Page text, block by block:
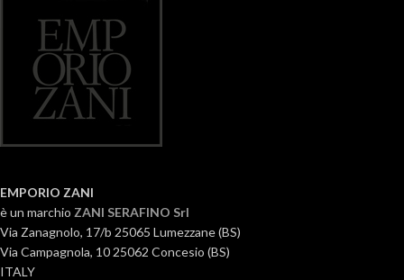
EMPORIO ZANI
è un marchio ZANI SERAFINO Srl
Via Zanagnolo, 17/b 25065 Lumezzane (BS)
Via Campagnola, 10 25062 Concesio (BS)
ITALY